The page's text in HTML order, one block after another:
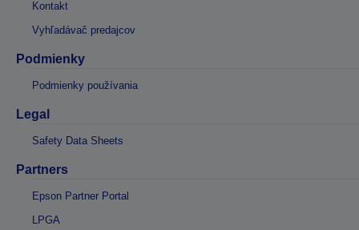
Kontakt
Vyhľadávač predajcov
Podmienky
Podmienky používania
Legal
Safety Data Sheets
Partners
Epson Partner Portal
LPGA